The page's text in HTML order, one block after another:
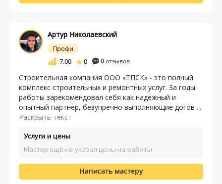
Артур Николаевский
Профи
7.00
0 0отзывов
Строительная компания ООО «ТПСК» - это полный
комплекс строительных и ремонтных услуг. За годы
работы зарекомендовал себя как надежный и
опытный партнер, безупречно выполняющие догов ...
Раскрыть текст
Услуги и цены
Мастер ещё не указал цены на работы
Написать мастеру